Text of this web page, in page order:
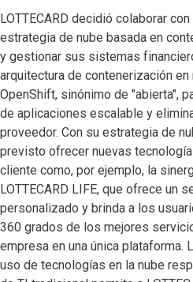
LOTTECARD decidió colaborar
estrategia de nube basada en
y gestionar sus sistemas
arquitectura de contenerización en
OpenShift, sinónimo de "abierta",
de aplicaciones escalable y
proveedor. Con su estrategia de
previsto ofrecer nuevas
cliente como, por ejemplo, la
LOTTECARD LIFE, que ofrece un
personalizado y brinda a los
360 grados de los mejores
empresa en una única
uso de tecnologías en la nube